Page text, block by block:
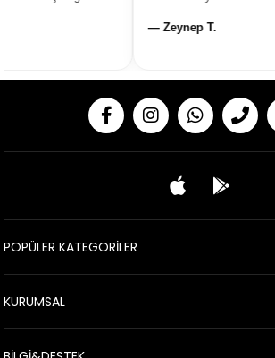
— Zeynep T.
POPÜLER KATEGORİLER
KURUMSAL